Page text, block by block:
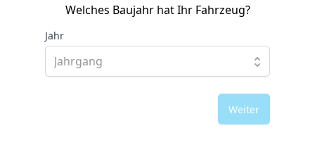
Welches Baujahr hat Ihr Fahrzeug?
Jahr
Weiter